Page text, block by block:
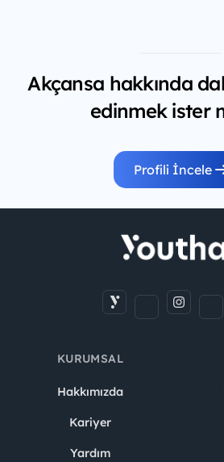
Akçansa hakkında
edinmek ister
Profili İncele
KURUMSAL
Hakkımızda
Kariyer
Yardım